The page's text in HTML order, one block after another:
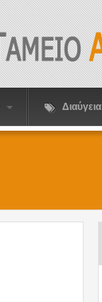
Διαύγεια